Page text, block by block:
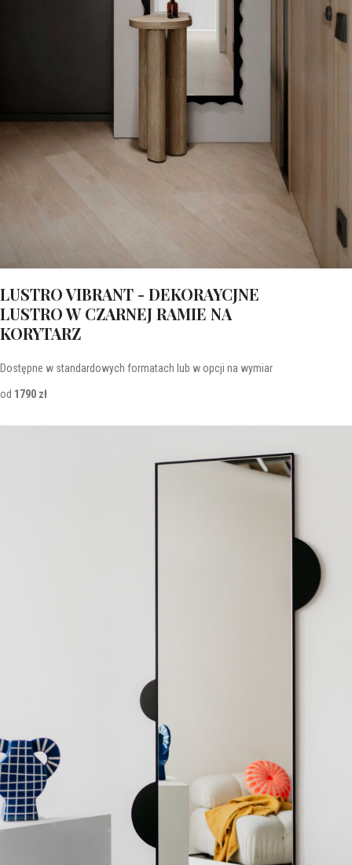
LUSTRO VIBRANT - DEKORAYCJNE
LUSTRO W CZARNEJ RAMIE NA
KORYTARZ
Dostępne w standardowych formatach lub w opcji na wymiar
od 1790 zł